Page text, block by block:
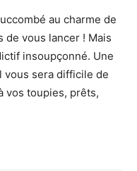
au charme de
de vous lancer ! Mais
insoupçonné. Une
vous sera difficile de
vos toupies, prêts,